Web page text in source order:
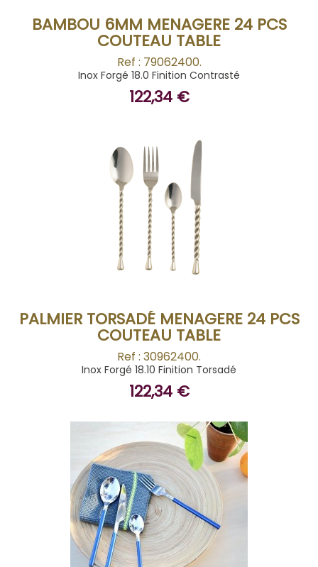
BAMBOU 6MM MENAGERE 24 PCS
COUTEAU TABLE
Ref : 79062400.
Inox Forgé 18.0 Finition Contrasté
122,34 €
BUY
PALMIER TORSADÉ MENAGERE 24 PCS
COUTEAU TABLE
Ref : 30962400.
Inox Forgé 18.10 Finition Torsadé
122,34 €
BUY